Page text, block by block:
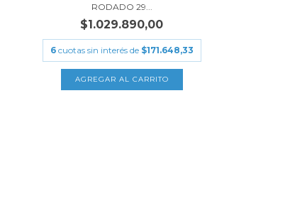
RODADO 29...
$1.029.890,00
6 cuotas sin interés de $171.648,33